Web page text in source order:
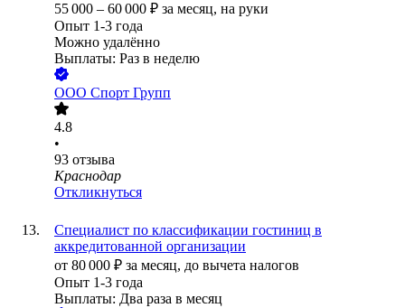
55 000 – 60 000 ₽ за месяц, на руки
Опыт 1-3 года
Можно удалённо
Выплаты: Раз в неделю
ООО Спорт Групп
4.8
•
93 отзыва
Краснодар
Откликнуться
Специалист по классификации гостиниц в
аккредитованной организации
от 80 000 ₽ за месяц, до вычета налогов
Опыт 1-3 года
Выплаты: Два раза в месяц